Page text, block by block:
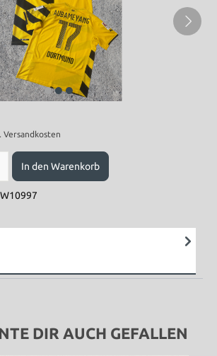
Versandkosten
In den Warenkorb
DIR AUCH GEFALLEN